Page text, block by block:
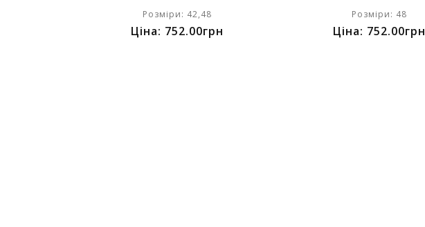
Розміри: 42,48
Ціна: 752.00грн
Розміри: 48
Ціна: 752.00грн